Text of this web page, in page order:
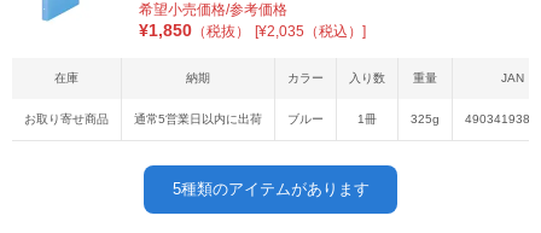
希望小売価格/参考価格
¥1,850 （税抜） [¥2,035（税込）]
在庫 納期 カラー 入り数 重量 JAN
お取り寄せ商品 通常5営業日以内に出荷 ブルー 1冊 325g
5種類のアイテムがあります